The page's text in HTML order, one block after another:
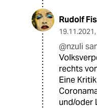
Rudolf
19.11.2021,
@nzuli
rechts
Eine
und/oder